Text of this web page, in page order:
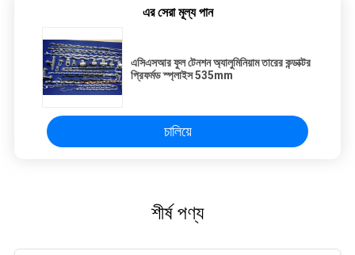
এর সেরা মূল্য পান
এসিএসআর ফুল টেনশন অ্যালুমিনিয়াম তারের কন্ডাক্টর
প্রিফর্মড স্প্লাইস 535mm
চালিয়ে
শীর্ষ পণ্য